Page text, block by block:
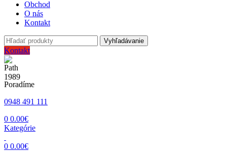
Obchod
O nás
Kontakt
Vyhľadávanie
Kontakt
Poradíme
0948 491 111
0 0.00€
Kategórie
0 0.00€